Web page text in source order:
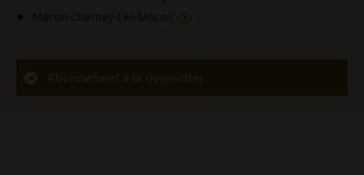
Abonnement à la newsletter